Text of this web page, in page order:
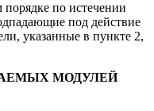
по истечении
под действие
указанные в пункте 2,
МОДУЛЕЙ